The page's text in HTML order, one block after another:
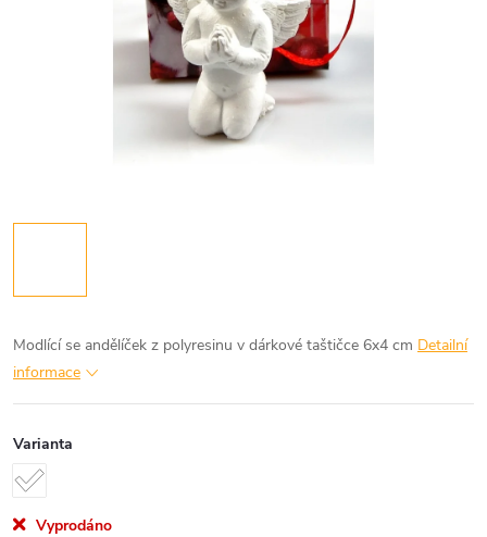
Modlící se andělíček z polyresinu v dárkové taštičce 6x4 cm Detailní
informace
Varianta
Vyprodáno